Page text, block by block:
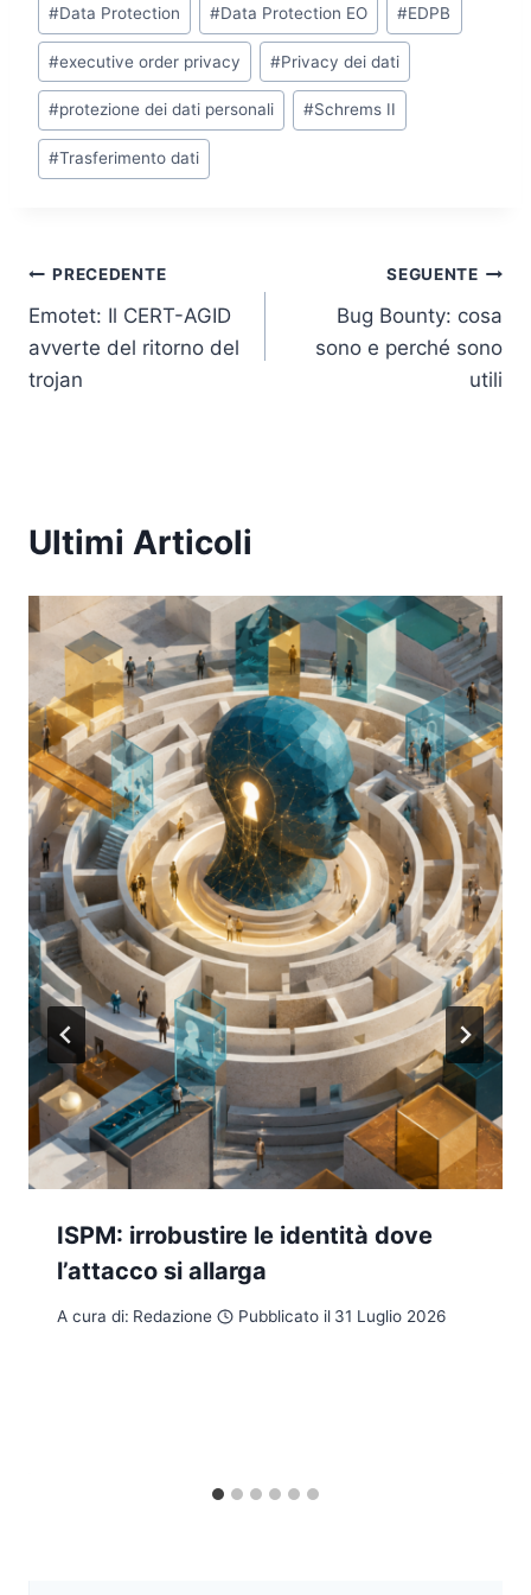
e
dI
n
e
b
o
o
k
er s
A
p
y
Li
n
l
articolo:
#Data Protection #Data Protection EO #EDPB
#executive order privacy #Privacy dei dati
#protezione dei dati personali #Schrems II
#Trasferimento dati
Navigazione
articoli
PRECEDENTE
Emotet: Il CERT-AGID
avverte del ritorno del
trojan
SEGUENTE
Bug Bounty: cosa
sono e perché sono
utili
Ultimi Articoli
ISPM: irrobustire le identità dove
l’attacco si allarga
A cura di: Redazione Pubblicato il 31 Luglio 2026